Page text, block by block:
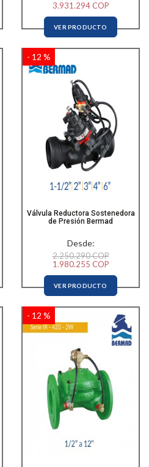
3.931.294 COP
VER PRODUCTO
Válvula Reductora Sostenedora
de Presión Bermad
- 12 %
Desde:
2.250.290 COP
1.980.255 COP
VER PRODUCTO
- 12 %